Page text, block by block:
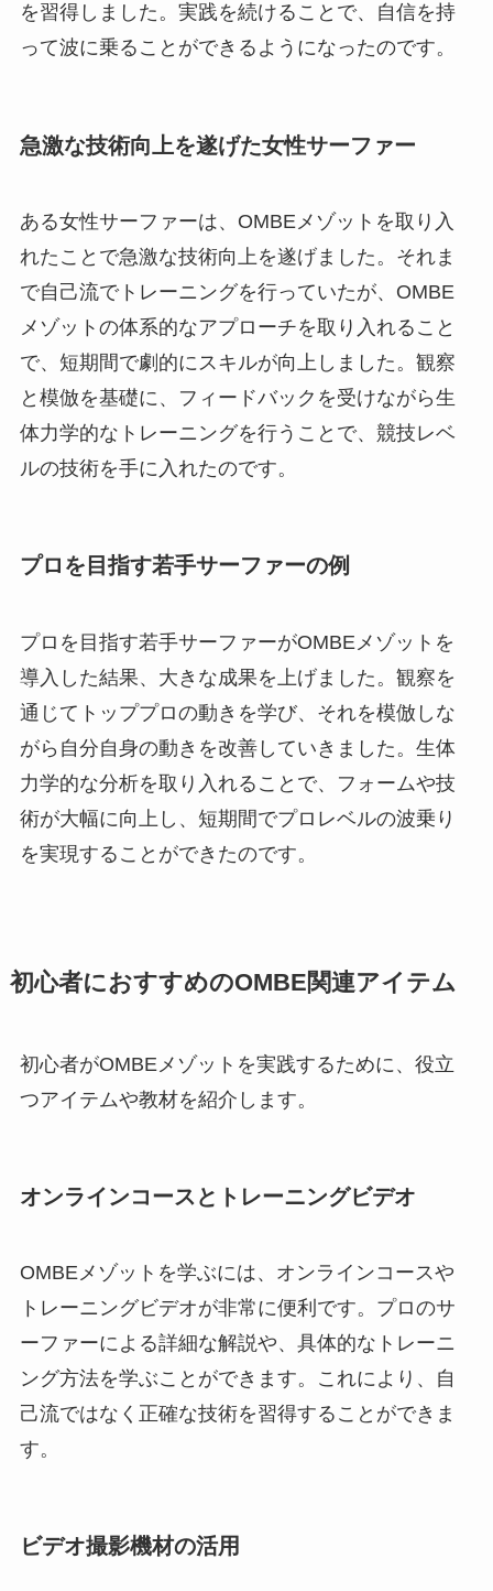
を習得しました。実践を続けることで、自信を持
って波に乗ることができるようになったのです。
急激な技術向上を遂げた女性サーファー
ある女性サーファーは、OMBEメゾットを取り入
れたことで急激な技術向上を遂げました。それま
で自己流でトレーニングを行っていたが、OMBE
メゾットの体系的なアプローチを取り入れること
で、短期間で劇的にスキルが向上しました。観察
と模倣を基礎に、フィードバックを受けながら生
体力学的なトレーニングを行うことで、競技レベ
ルの技術を手に入れたのです。
プロを目指す若手サーファーの例
プロを目指す若手サーファーがOMBEメゾットを
導入した結果、大きな成果を上げました。観察を
通じてトッププロの動きを学び、それを模倣しな
がら自分自身の動きを改善していきました。生体
力学的な分析を取り入れることで、フォームや技
術が大幅に向上し、短期間でプロレベルの波乗り
を実現することができたのです。
初心者におすすめのOMBE関連アイテム
初心者がOMBEメゾットを実践するために、役立
つアイテムや教材を紹介します。
オンラインコースとトレーニングビデオ
OMBEメゾットを学ぶには、オンラインコースや
トレーニングビデオが非常に便利です。プロのサ
ーファーによる詳細な解説や、具体的なトレーニ
ング方法を学ぶことができます。これにより、自
己流ではなく正確な技術を習得することができま
す。
ビデオ撮影機材の活用